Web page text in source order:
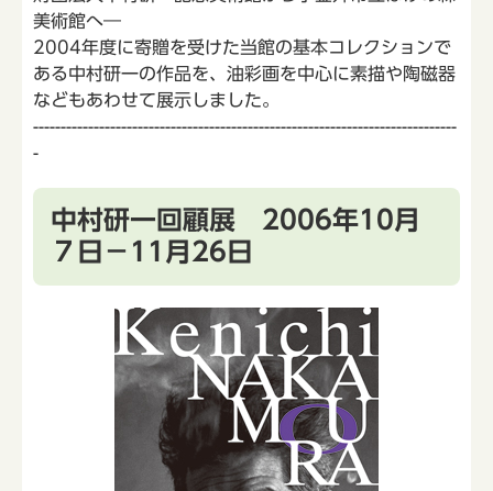
美術館へ―
2004年度に寄贈を受けた当館の基本コレクションで
ある中村研一の作品を、油彩画を中心に素描や陶磁器
などもあわせて展示しました。
-----------------------------------------------------------------------------
-
中村研一回顧展 2006年10月
７日－11月26日